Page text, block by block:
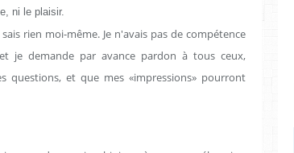
ni le plaisir.
rien moi-même. Je n'avais pas de compétence
je demande par avance pardon à tous ceux,
questions, et que mes «impressions» pourront